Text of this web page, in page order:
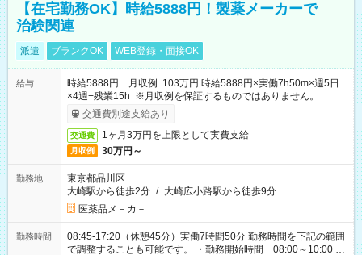
【在宅勤務OK】時給5888円！製薬メーカーで
治験関連
派遣 ブランクOK WEB登録・面接OK
給与
時給5888円 月収例 103万円 時給5888円×実働7h50m×週5日
×4週+残業15h ※月収例を保証するものではありません。
交通費別途支給あり
交通費 1ヶ月3万円を上限として実費支給
月収例 30万円～
勤務地
東京都品川区
大崎駅から徒歩2分 / 大崎広小路駅から徒歩9分
医薬品メ－カ－
勤務時間
08:45-17:20（休憩45分）実働7時間50分 勤務時間を下記の範囲
で調整することも可能です。 ・勤務開始時間 08:00～10:00 ・